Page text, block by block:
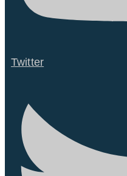
Twitter